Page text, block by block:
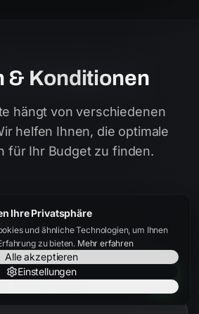
Ihre Privatsphäre
und ähnliche Technologien, um Ihnen
zu bieten. Mehr erfahren
Alle akzeptieren
Einstellungen
& Konditionen
hängt von verschiedenen
helfen Ihnen, die optimale
für Ihr Budget zu finden.
Einkaufspreis, desto niedriger die
bundesweit die besten Angebote.